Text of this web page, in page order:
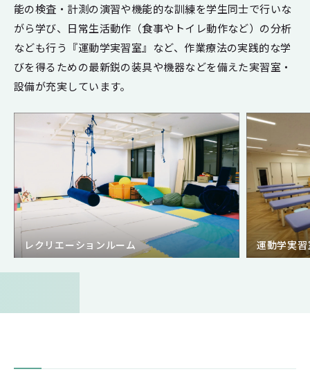
能の検査・計測の演習や機能的な訓練を学生同士で行いな
がら学び、日常生活動作（食事やトイレ動作など）の分析
なども行う『運動学実習室』など、作業療法の実践的な学
びを得るための最新鋭の装具や機器などを備えた実習室・
設備が充実しています。
レクリエーションルーム 運動学実習